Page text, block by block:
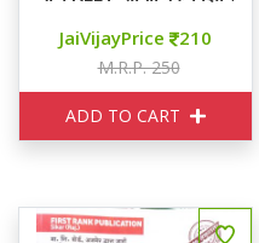
JaiVijayPrice 210
M.R.P. 250
ADD TO CART